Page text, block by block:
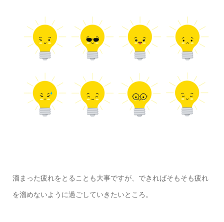
溜まった疲れをとることも大事ですが、できればそもそも疲れ
を溜めないように過ごしていきたいところ。